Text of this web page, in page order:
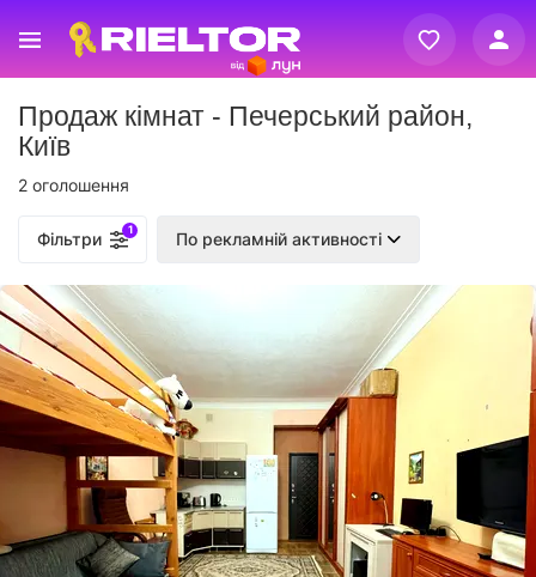
Реєстрація
Вхід
Продаж кімнат - Печерський район,
Київ
2 оголошення
Фільтри 1 По рекламній активності